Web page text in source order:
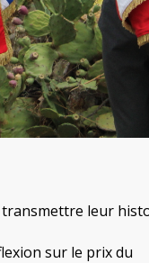
transmettre leur
sur le prix du